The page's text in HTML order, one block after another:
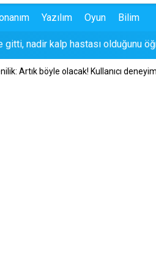
Yazılım Oyun Bilim
nadir kalp hastası olduğunu
katıldı
platformundan yanıt geldi!
Artık böyle olacak! Kullanıcı